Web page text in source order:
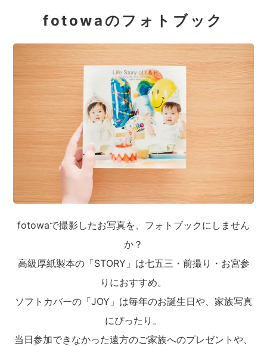
fotowaのフォトブック
fotowaで撮影したお写真を、フォトブックにしません
か？
高級厚紙製本の「STORY」は七五三・前撮り・お宮参
りにおすすめ。
ソフトカバーの「JOY」は毎年のお誕生日や、家族写真
にぴったり。
当日参加できなかった遠方のご家族へのプレゼントや、